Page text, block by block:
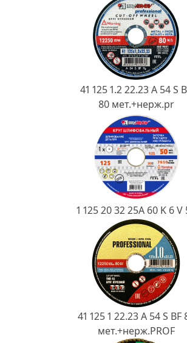
41 125 1.2 22.23 A 54 S
80 мет.+нерж.pr
1 125 20 32 25А 60 K 6 V
41 125 1 22.23 A 54 S BF
мет.+нерж.PROF